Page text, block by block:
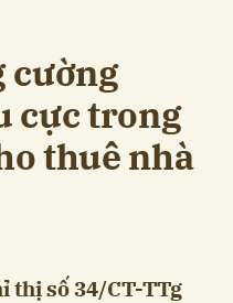
cường
cực trong
thuê nhà
thị số 34/CT-TTg